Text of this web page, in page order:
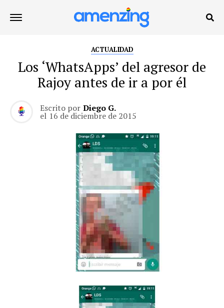
ACTUALIDAD
Los ‘WhatsApps’ del agresor de
Rajoy antes de ir a por él
Escrito por Diego G.
el 16 de diciembre de 2015